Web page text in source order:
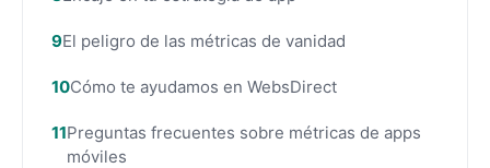
El peligro de las métricas de vanidad
Cómo te ayudamos en WebsDirect
Preguntas frecuentes sobre métricas de apps
móviles